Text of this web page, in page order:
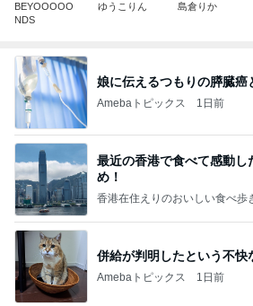
BEYOOOOO
NDS
ゆうこりん 島倉りか
娘に伝えるつもりの膵臓癌
Amebaトピックス 1日前
最近の香港で食べて感動し
め！
香港在住えりのおいしい食べ歩
併給が判明したという不快
Amebaトピックス 1日前